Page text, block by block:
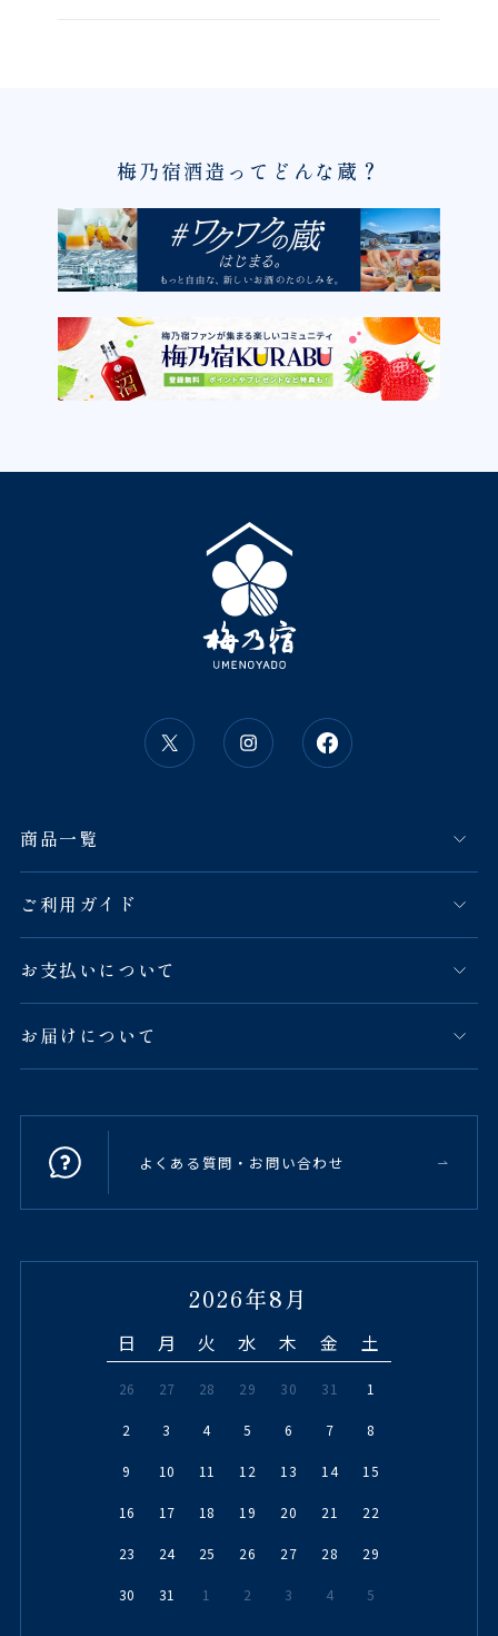
梅乃宿酒造ってどんな蔵？
商品一覧
ご利用ガイド
お支払いについて
お届けについて
よくある質問・お問い合わせ
2026年8月
日 月 火 水 木 金 土
26 27 28 29 30 31 1
2 3 4 5 6 7 8
9 10 11 12 13 14 15
16 17 18 19 20 21 22
23 24 25 26 27 28 29
30 31 1 2 3 4 5